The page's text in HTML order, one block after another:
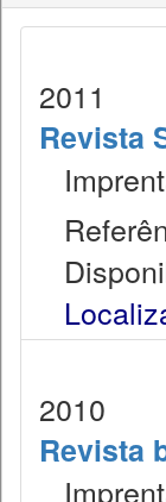
2011
Revista
2010
Revista